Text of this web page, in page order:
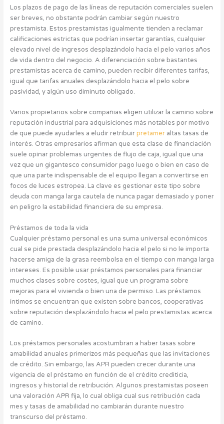
Los plazos de pago de las líneas de reputación comerciales suelen
ser breves, no obstante podrán cambiar según nuestro
prestamista. Estos prestamistas igualmente tienden a reclamar
calificaciones estrictas que podrían insertar garantías, cualquier
elevado nivel de ingresos desplazándolo hacia el pelo varios años
de vida dentro del negocio. A diferenciación sobre bastantes
prestamistas acerca de camino, pueden recibir diferentes tarifas,
igual que tarifas anuales desplazándolo hacia el pelo sobre
pasividad, y algún uso diminuto obligado.
Varios propietarios sobre compañias eligen utilizar la camino sobre
reputación industrial para adquisiciones más notables por motivo
de que puede ayudarles a eludir retribuirpretameraltas tasas de
interés. Otras empresarios afirman que esta clase de financiación
suele opinar problemas urgentes de flujo de caja, igual que una
vez que un gigantesco consumidor pago luego o bien en caso de
que una parte indispensable de el equipo llegan a convertirse en
focos de luces estropea. La clave es gestionar este tipo sobre
deuda con manga larga cautela de nunca pagar demasiado y poner
en peligro la estabilidad financiera de su empresa.
Préstamos de toda la vida
Cualquier préstamo personal es una suma universal económicos
cual se pide prestada desplazándolo hacia el pelo si no le importa
hacerse amiga de la grasa reembolsa en el tiempo con manga larga
intereses. Es posible usar préstamos personales para financiar
muchos clases sobre costes, igual que un programa sobre
mejoras para el vivienda o bien una de permiso. Las préstamos
íntimos se encuentran que existen sobre bancos, cooperativas
sobre reputación desplazándolo hacia el pelo prestamistas acerca
de camino.
Los préstamos personales acostumbran a haber tasas sobre
amabilidad anuales primerizos más pequeñas que las invitaciones
de crédito. Sin embargo, las APR pueden crecer durante una
vigencia de el préstamo en función de el crédito crediticia,
ingresos y historial de retribución. Algunos prestamistas poseen
una valoración APR fija, lo cual obliga cual sus retribución cada
mes y tasas de amabilidad no cambiarán durante nuestro
transcurso del préstamo.